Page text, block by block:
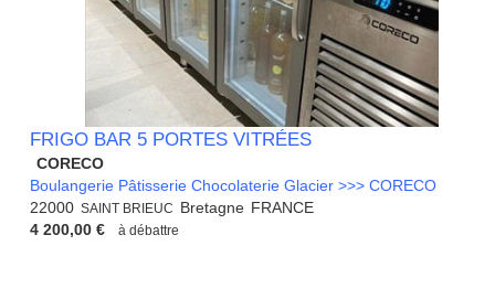
FRIGO BAR 5 PORTES VITRÉES
CORECO
Boulangerie Pâtisserie Chocolaterie Glacier >>> CORECO
22000 SAINT BRIEUC Bretagne FRANCE
4 200,00 €
à débattre